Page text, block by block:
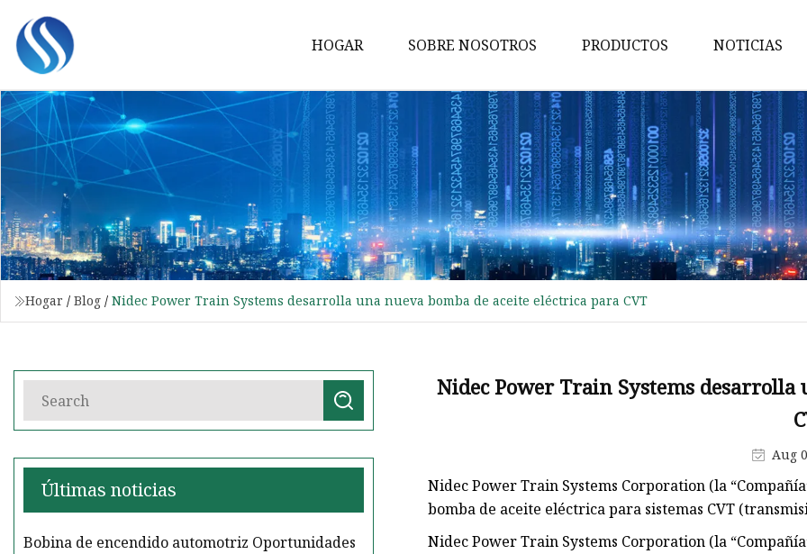
HOGAR SOBRE NOSOTROS PRODUCTOS
Bomba de agua
BUJIAS BOSCH
Bomba de aceite para Honda
Bujía para BMW
Árbol de levas
Bomba de aceite
Bomba de combustible
Bujías
NOTICIAS
Hogar / Blog / Nidec Power Train Systems desarrolla una nueva bomba de aceite eléctrica para CVT
Últimas noticias
Bobina de encendido automotriz Oportunidades
Nidec Power Train Systems desarrolla
Aug
Nidec Power Train Systems Corporation (la
bomba de aceite eléctrica para sistemas CVT
Nidec Power Train Systems Corporation (la